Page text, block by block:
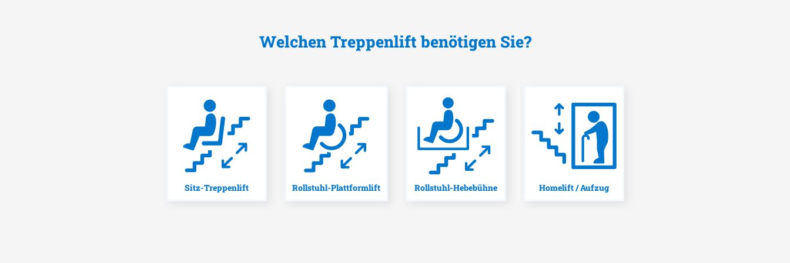
Welchen Treppenlift benötigen Sie?
Sitz-Treppenlift Rollstuhl-Plattformlift Rollstuhl-Hebebühne Homelift / Aufzug